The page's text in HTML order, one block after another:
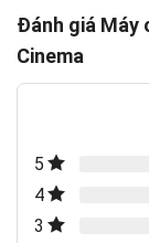
Đánh giá Máy
Cinema
5
4
3